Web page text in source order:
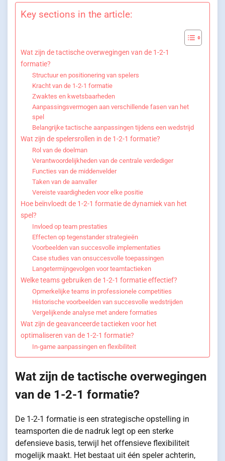
Key sections in the article:
Wat zijn de tactische overwegingen van de 1-2-1
formatie?
Structuur en positionering van spelers
Kracht van de 1-2-1 formatie
Zwaktes en kwetsbaarheden
Aanpassingsvermogen aan verschillende fasen van het
spel
Belangrijke tactische aanpassingen tijdens een wedstrijd
Wat zijn de spelersrollen in de 1-2-1 formatie?
Rol van de doelman
Verantwoordelijkheden van de centrale verdediger
Functies van de middenvelder
Taken van de aanvaller
Vereiste vaardigheden voor elke positie
Hoe beïnvloedt de 1-2-1 formatie de dynamiek van het
spel?
Invloed op team prestaties
Effecten op tegenstander strategieën
Voorbeelden van succesvolle implementaties
Case studies van onsuccesvolle toepassingen
Langetermijngevolgen voor teamtactieken
Welke teams gebruiken de 1-2-1 formatie effectief?
Opmerkelijke teams in professionele competities
Historische voorbeelden van succesvolle wedstrijden
Vergelijkende analyse met andere formaties
Wat zijn de geavanceerde tactieken voor het
optimaliseren van de 1-2-1 formatie?
In-game aanpassingen en flexibiliteit
Wat zijn de tactische overwegingen
van de 1-2-1 formatie?
De 1-2-1 formatie is een strategische opstelling in
teamsporten die de nadruk legt op een sterke
defensieve basis, terwijl het offensieve flexibiliteit
mogelijk maakt. Het bestaat uit één speler achterin,